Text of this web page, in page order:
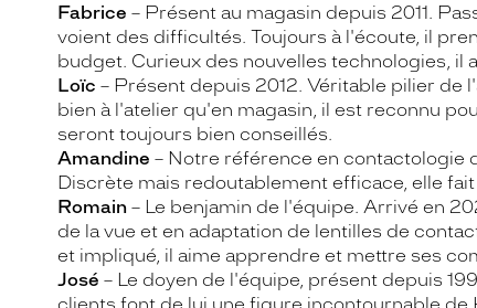
Fabrice – Présent au magasin depuis 2011.
voient des difficultés. Toujours à l'écoute, il
budget. Curieux des nouvelles technologies, il
Loïc – Présent depuis 2012. Véritable pilier de
bien à l'atelier qu'en magasin, il est reconnu
seront toujours bien conseillés.
Amandine – Notre référence en contactologie
Discrète mais redoutablement efficace, elle
Romain – Le benjamin de l'équipe. Arrivé en
de la vue et en adaptation de lentilles de
et impliqué, il aime apprendre et mettre ses
José – Le doyen de l'équipe, présent depuis